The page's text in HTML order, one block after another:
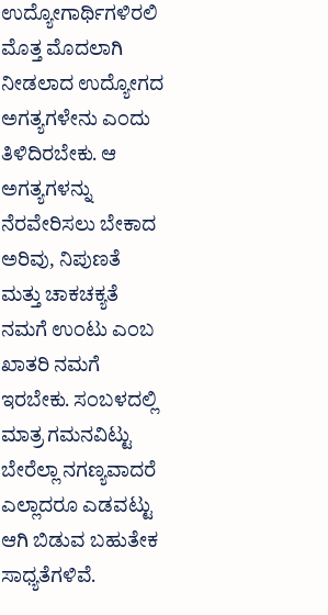
ಉದ್ಯೋಗಾರ್ಥಿಗಳಿರಲಿ
ಮೊತ್ತ ಮೊದಲಾಗಿ
ನೀಡಲಾದ ಉದ್ಯೋಗದ
ಅಗತ್ಯಗಳೇನು ಎಂದು
ತಿಳಿದಿರಬೇಕು. ಆ
ಅಗತ್ಯಗಳನ್ನು
ನೆರವೇರಿಸಲು ಬೇಕಾದ
ಅರಿವು, ನಿಪುಣತೆ
ಮತ್ತು ಚಾಕಚಕ್ಯತೆ
ನಮಗೆ ಉಂಟು ಎಂಬ
ಖಾತರಿ ನಮಗೆ
ಇರಬೇಕು. ಸಂಬಳದಲ್ಲಿ
ಮಾತ್ರ ಗಮನವಿಟ್ಟು
ಬೇರೆಲ್ಲಾ ನಗಣ್ಯವಾದರೆ
ಎಲ್ಲಾದರೂ ಎಡವಟ್ಟು
ಆಗಿ ಬಿಡುವ ಬಹುತೇಕ
ಸಾಧ್ಯತೆಗಳಿವೆ.